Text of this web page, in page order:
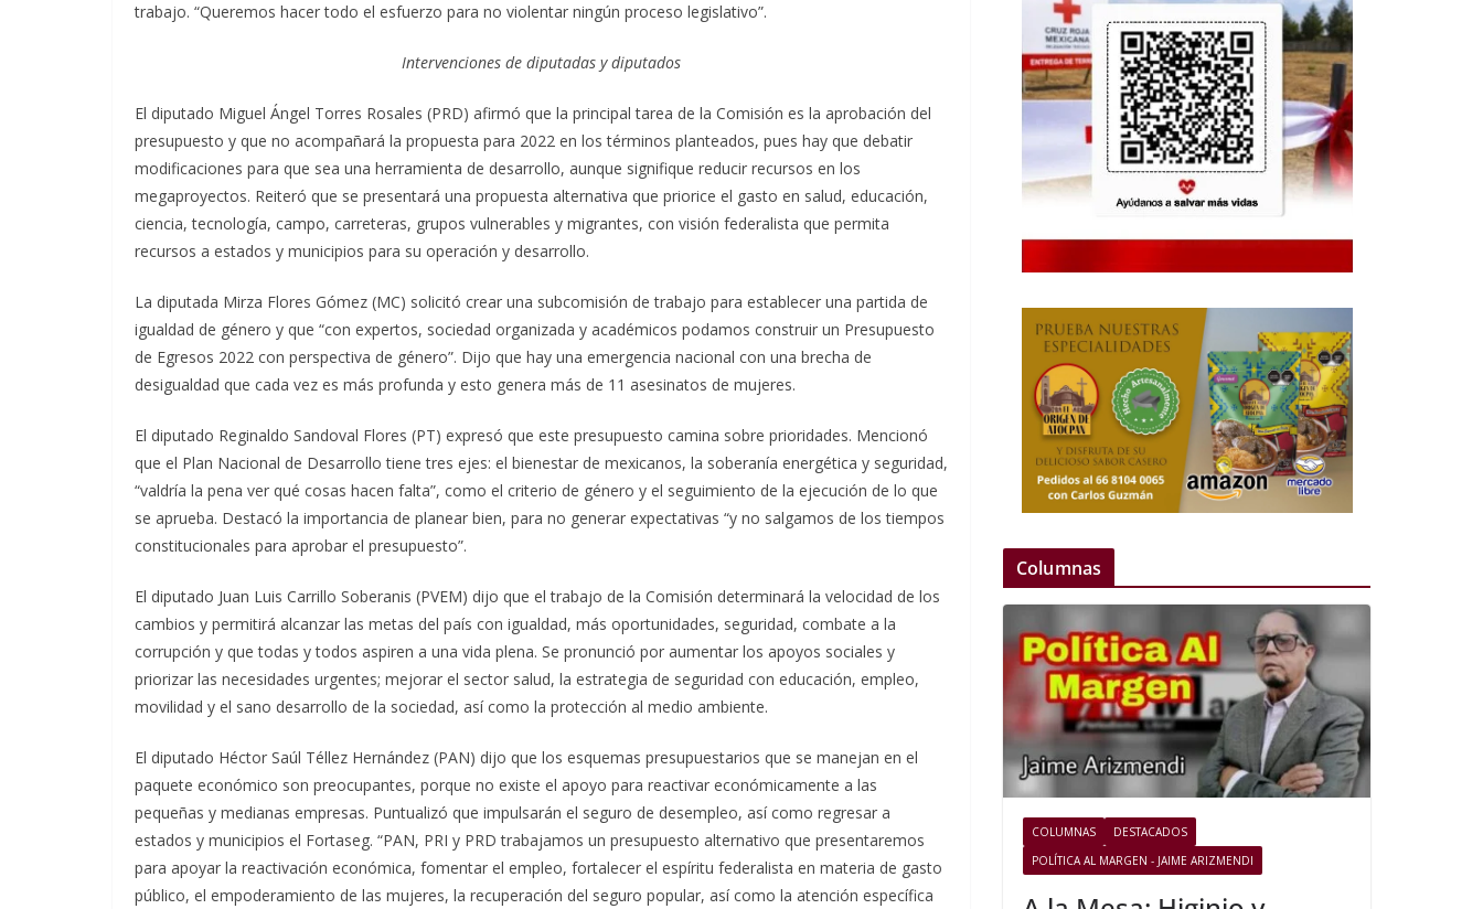
trabajo. “Queremos hacer todo el esfuerzo para no violentar ningún proceso legislativo”.
Intervenciones de diputadas y diputados
El diputado Miguel Ángel Torres Rosales (PRD) afirmó que la principal tarea de la Comisión es la aprobación del
presupuesto y que no acompañará la propuesta para 2022 en los términos planteados, pues hay que debatir
modificaciones para que sea una herramienta de desarrollo, aunque signifique reducir recursos en los
megaproyectos. Reiteró que se presentará una propuesta alternativa que priorice el gasto en salud, educación,
ciencia, tecnología, campo, carreteras, grupos vulnerables y migrantes, con visión federalista que permita
recursos a estados y municipios para su operación y desarrollo.
La diputada Mirza Flores Gómez (MC) solicitó crear una subcomisión de trabajo para establecer una partida de
igualdad de género y que “con expertos, sociedad organizada y académicos podamos construir un Presupuesto
de Egresos 2022 con perspectiva de género”. Dijo que hay una emergencia nacional con una brecha de
desigualdad que cada vez es más profunda y esto genera más de 11 asesinatos de mujeres.
El diputado Reginaldo Sandoval Flores (PT) expresó que este presupuesto camina sobre prioridades. Mencionó
que el Plan Nacional de Desarrollo tiene tres ejes: el bienestar de mexicanos, la soberanía energética y seguridad,
“valdría la pena ver qué cosas hacen falta”, como el criterio de género y el seguimiento de la ejecución de lo que
se aprueba. Destacó la importancia de planear bien, para no generar expectativas “y no salgamos de los tiempos
constitucionales para aprobar el presupuesto”.
El diputado Juan Luis Carrillo Soberanis (PVEM) dijo que el trabajo de la Comisión determinará la velocidad de los
cambios y permitirá alcanzar las metas del país con igualdad, más oportunidades, seguridad, combate a la
corrupción y que todas y todos aspiren a una vida plena. Se pronunció por aumentar los apoyos sociales y
priorizar las necesidades urgentes; mejorar el sector salud, la estrategia de seguridad con educación, empleo,
movilidad y el sano desarrollo de la sociedad, así como la protección al medio ambiente.
El diputado Héctor Saúl Téllez Hernández (PAN) dijo que los esquemas presupuestarios que se manejan en el
paquete económico son preocupantes, porque no existe el apoyo para reactivar económicamente a las
pequeñas y medianas empresas. Puntualizó que impulsarán el seguro de desempleo, así como regresar a
estados y municipios el Fortaseg. “PAN, PRI y PRD trabajamos un presupuesto alternativo que presentaremos
para apoyar la reactivación económica, fomentar el empleo, fortalecer el espíritu federalista en materia de gasto
público, el empoderamiento de las mujeres, la recuperación del seguro popular, así como la atención específica
Columnas
COLUMNAS
DESTACADOS
POLÍTICA AL MARGEN - JAIME ARIZMENDI